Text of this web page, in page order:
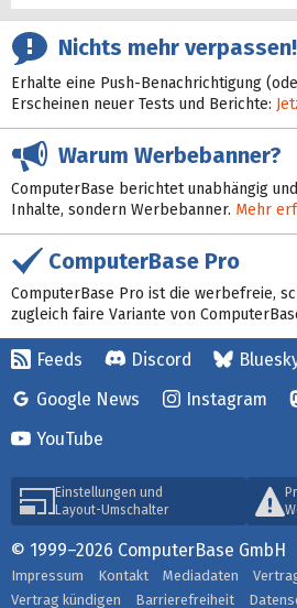
Nichts mehr verpassen!
Erhalte eine Push-Benachrichtigung
Erscheinen neuer Tests und Berichte:
Warum Werbebanner?
ComputerBase berichtet unabhängig
Inhalte, sondern Werbebanner. Mehr
ComputerBase Pro
ComputerBase Pro ist die werbefreie,
zugleich faire Variante von
Feeds Discord
Google News
Instagram
YouTube
Einstellungen und
Layout-Umschalter
© 1999–2026 ComputerBase GmbH
Impressum Kontakt Mediadaten
Vertrag kündigen
Barrierefreiheit